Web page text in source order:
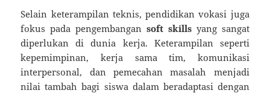
Selain keterampilan teknis, pendidikan vokasi juga
fokus pada pengembangan soft skillsyang sangat
diperlukan di dunia kerja. Keterampilan seperti
kepemimpinan, kerja sama tim, komunikasi
interpersonal, dan pemecahan masalah menjadi
nilai tambah bagi siswa dalam beradaptasi dengan